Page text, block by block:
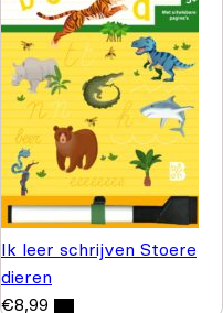
Ik leer schrijven Stoere
dieren
€8,99